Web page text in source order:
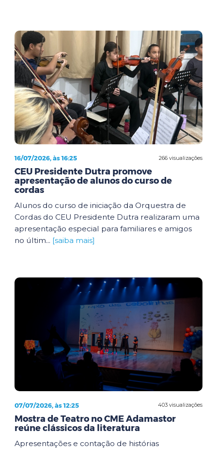
266 visualizações
16/07/2026, às 16:25
CEU Presidente Dutra promove
apresentação de alunos do curso de
cordas
Alunos do curso de iniciação da Orquestra de
Cordas do CEU Presidente Dutra realizaram uma
apresentação especial para familiares e amigos
no últim... [saiba mais]
403 visualizações
07/07/2026, às 12:25
Mostra de Teatro no CME Adamastor
reúne clássicos da literatura
Apresentações e contação de histórias